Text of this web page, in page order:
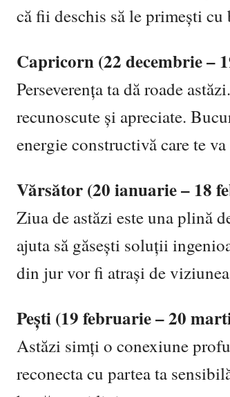
că fii deschis să le primești cu
Capricorn (22 decembrie –
Perseverența ta dă roade
recunoscute și apreciate.
energie constructivă care te
Vărsător (20 ianuarie – 18
Ziua de astăzi este una plină
ajuta să găsești soluții
din jur vor fi atrași de
Pești (19 februarie – 20
Astăzi simți o conexiune
reconecta cu partea ta